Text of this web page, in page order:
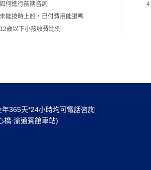
何進行前期咨詢
能按時上船，已付費用能退嗎
歲以下小孩收費比例
4
365天*24小時均可電話咨詢
·渝通賓館車站)